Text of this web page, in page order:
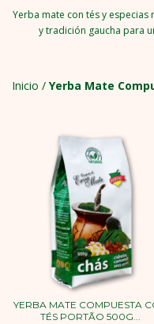
Yerba mate con tés y
y tradición gaucha para
Inicio / Yerba Mate
YERBA MATE COMPUESTA
TÉS PORTÃO 500G...